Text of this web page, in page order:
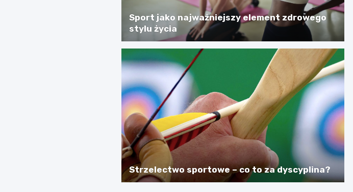
Sport jako najważniejszy element zdrowego
stylu życia
Strzelectwo sportowe – co to za dyscyplina?